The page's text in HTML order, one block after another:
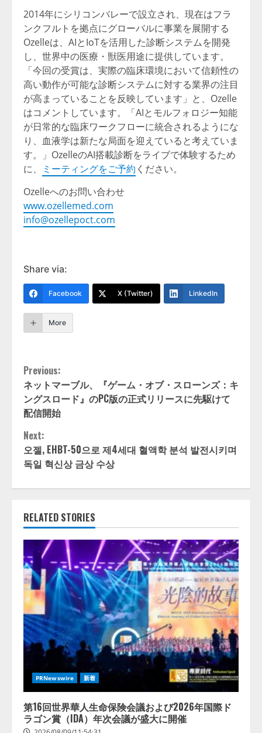
2014年にシリコンバレーで設立され、現在はフラ
ンクフルトを拠点にグローバルに事業を展開する
Ozelleは、AIとIoTを活用した診断システムを開発
し、世界中の医療・獣医用途に提供しています。
「今回の受賞は、実際の臨床環境において信頼性の
高い動作が可能な診断システムに対する業界の注目
が高まっていることを反映しています」と、Ozelle
はコメントしています。「AIとモルフォロジー知能
が日常的な臨床ワークフローに統合されるようにな
り、血液学は新たな局面を迎えていると考えていま
す。」OzelleのAI搭載診断をライブで体験するため
に、
ミーティングをご予約 ください。
Ozelleへのお問い合わせ
www.ozellemed.com
info@ozellepoct.com
Share via:
Facebook X (Twitter) LinkedIn
More
Continue
Reading
Previous:
ネットマーブル、『ゲーム・オブ・スローンズ：キ
ングスロード』のPC版の正式リリースに先駆けて
配信開始
Next:
오젤, EHBT-50으로 제4세대 혈액학 분석 발전시키며
독일 혁신상 금상 수상
RELATED STORIES
PRNewswire 新着
第16回世界華人生命保険会議および2026年国際ド
ラゴン賞（IDA）年次会議が盛大に開催